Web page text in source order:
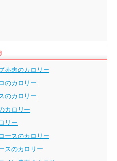
赤肉のカロリー
のカロリー
のカロリー
カロリー
リー
ースのカロリー
スのカロリー